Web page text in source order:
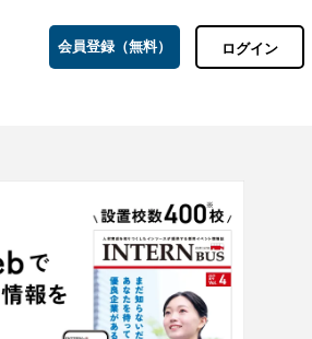
会員登録（無料） ログイン